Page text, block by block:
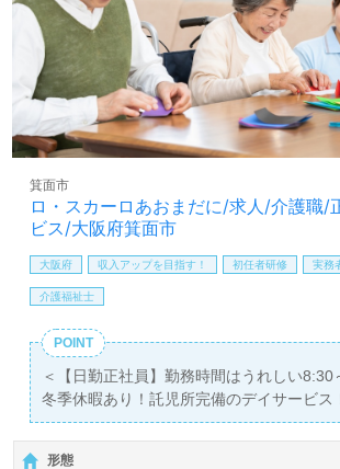
しは【ウィルオブ介護】＊求人情報収集
方も遠慮なく＊
LINE、メール、お電話などご希望に応じて
相談可能です。転職相談、求人紹介、年
料サービスをご利用いただけます。＜非公
あり！＞"転職支援"のプロと一緒に転職活
せお待ちしております。
ロ・スカーロあおまだに/求人/介護職/
ビス/大阪府箕面市
箕面市
大阪府 収入アップを目指す！ 初任者研修 実務
介護福祉士
POINT
＜【日勤正社員】勤務時間はうれしい
冬季休暇あり！託児所完備のデイサービ
【月給224,500円～274,000円】＊初任者
向け求人＊『豊川駅』より路線バス、お車
形態